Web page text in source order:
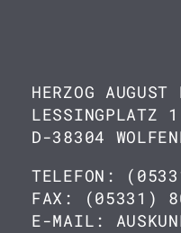
HERZOG
LESSINGPLATZ 1
D-38304
TELEFON:
FAX: (05331)
E-MAIL: